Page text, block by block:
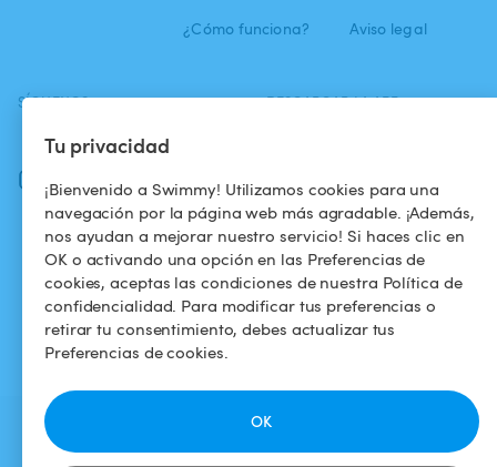
Tu privacidad
¡Bienvenido a Swimmy! Utilizamos cookies para una
navegación por la página web más agradable. ¡Además,
nos ayudan a mejorar nuestro servicio! Si haces clic en
OK o activando una opción en las Preferencias de
cookies, aceptas las condiciones de nuestra Política de
confidencialidad. Para modificar tus preferencias o
retirar tu consentimiento, debes actualizar tus
Preferencias de cookies.
OK
¿Cómo funciona?
Aviso legal
SÍGUENOS
Facebook
Instagram
DESCARGAR LA APP